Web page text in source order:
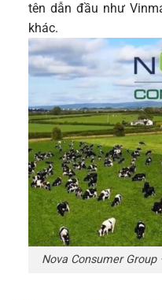
tên dẫn đầu như
khác.
Nova Consumer